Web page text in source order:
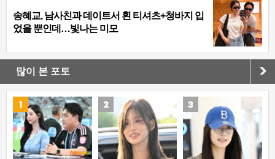
송혜교, 남사친과 데이트서 흰 티셔츠+청바지 입
었을 뿐인데…빛나는 미모
많이 본 포토